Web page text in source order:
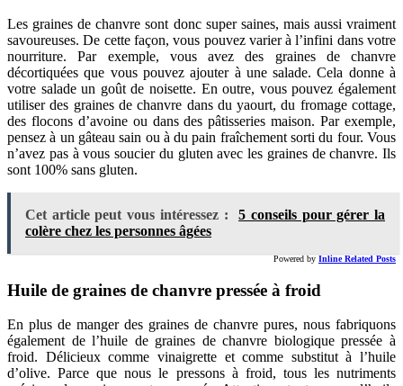
Les graines de chanvre sont donc super saines, mais aussi vraiment
savoureuses. De cette façon, vous pouvez varier à l’infini dans votre
nourriture. Par exemple, vous avez des graines de chanvre
décortiquées que vous pouvez ajouter à une salade. Cela donne à
votre salade un goût de noisette. En outre, vous pouvez également
utiliser des graines de chanvre dans du yaourt, du fromage cottage,
des flocons d’avoine ou dans des pâtisseries maison. Par exemple,
pensez à un gâteau sain ou à du pain fraîchement sorti du four. Vous
n’avez pas à vous soucier du gluten avec les graines de chanvre. Ils
sont 100% sans gluten.
Cet article peut vous intéressez :
5 conseils pour gérer la
colère chez les personnes âgées
Powered by Inline Related Posts
Huile de graines de chanvre pressée à froid
En plus de manger des graines de chanvre pures, nous fabriquons
également de l’huile de graines de chanvre biologique pressée à
froid. Délicieux comme vinaigrette et comme substitut à l’huile
d’olive. Parce que nous le pressons à froid, tous les nutriments